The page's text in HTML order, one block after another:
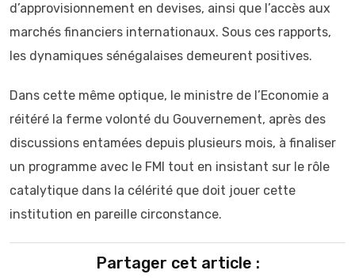
d’approvisionnement en devises, ainsi que l’accès aux
marchés financiers internationaux. Sous ces rapports,
les dynamiques sénégalaises demeurent positives.
Dans cette même optique, le ministre de l’Economie a
réitéré la ferme volonté du Gouvernement, après des
discussions entamées depuis plusieurs mois, à finaliser
un programme avec le FMI tout en insistant sur le rôle
catalytique dans la célérité que doit jouer cette
institution en pareille circonstance.
Partager cet article :